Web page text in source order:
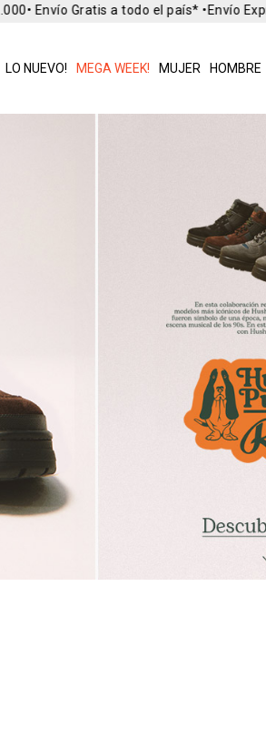
LO NUEVO! MEGA WEEK! MUJER HOMBRE
• Envío Gratis a todo el país* •Envío